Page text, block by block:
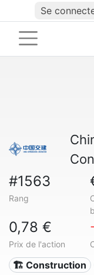
Se
#1563
Rang
0,78 €
Prix de l'action
🏗 Construction